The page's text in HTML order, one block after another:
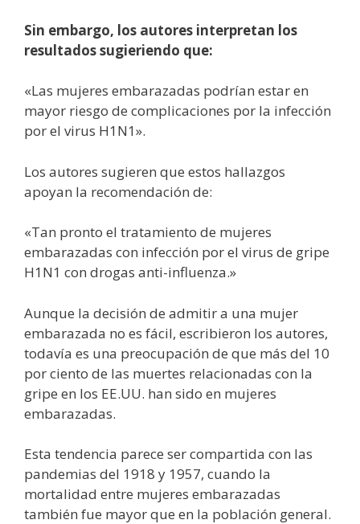
Sin embargo, los autores interpretan los
resultados sugieriendo que:
«Las mujeres embarazadas podrían estar en
mayor riesgo de complicaciones por la infección
por el virus H1N1».
Los autores sugieren que estos hallazgos
apoyan la recomendación de:
«Tan pronto el tratamiento de mujeres
embarazadas con infección por el virus de gripe
H1N1 con drogas anti-influenza.»
Aunque la decisión de admitir a una mujer
embarazada no es fácil, escribieron los autores,
todavía es una preocupación de que más del 10
por ciento de las muertes relacionadas con la
gripe en los EE.UU. han sido en mujeres
embarazadas.
Esta tendencia parece ser compartida con las
pandemias del 1918 y 1957, cuando la
mortalidad entre mujeres embarazadas
también fue mayor que en la población general.